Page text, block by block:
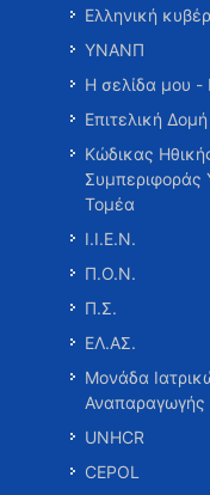
Ελληνική
ΥΝΑΝΠ
Η σελίδα μου -
Επιτελική
Κώδικας
Συμπεριφοράς
Τομέα
Ι.Ι.Ε.Ν.
Π.Ο.Ν.
Π.Σ.
ΕΛ.ΑΣ.
Μονάδα
Αναπαραγωγής
UNHCR
CEPOL